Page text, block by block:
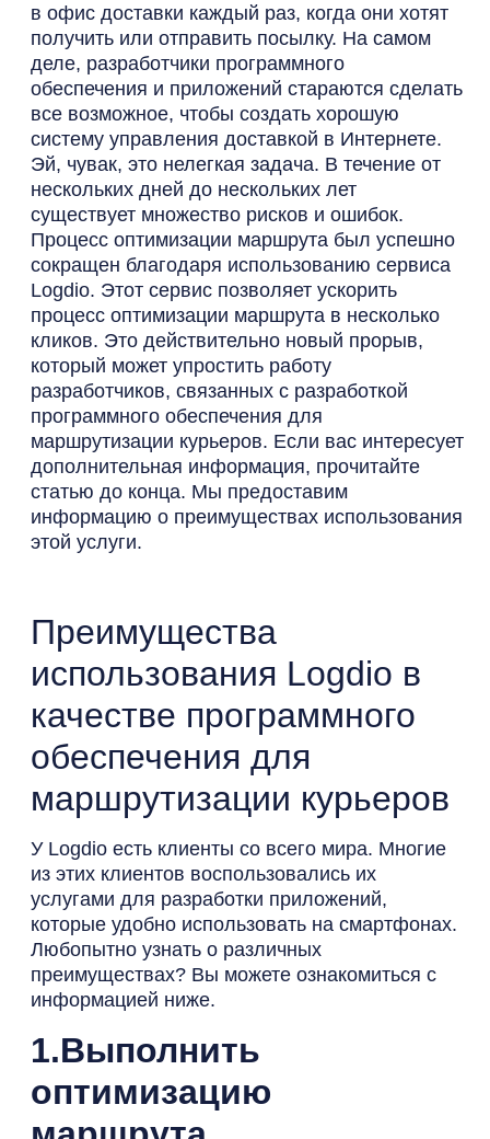
в офис доставки каждый раз, когда они хотят
получить или отправить посылку. На самом
деле, разработчики программного
обеспечения и приложений стараются сделать
все возможное, чтобы создать хорошую
систему управления доставкой в Интернете.
Эй, чувак, это нелегкая задача. В течение от
нескольких дней до нескольких лет
существует множество рисков и ошибок.
Процесс оптимизации маршрута был успешно
сокращен благодаря использованию сервиса
Logdio. Этот сервис позволяет ускорить
процесс оптимизации маршрута в несколько
кликов. Это действительно новый прорыв,
который может упростить работу
разработчиков, связанных с разработкой
программного обеспечения для
маршрутизации курьеров. Если вас интересует
дополнительная информация, прочитайте
статью до конца. Мы предоставим
информацию о преимуществах использования
этой услуги.
Преимущества
использования Logdio в
качестве программного
обеспечения для
маршрутизации курьеров
У Logdio есть клиенты со всего мира. Многие
из этих клиентов воспользовались их
услугами для разработки приложений,
которые удобно использовать на смартфонах.
Любопытно узнать о различных
преимуществах? Вы можете ознакомиться с
информацией ниже.
1.Выполнить
оптимизацию